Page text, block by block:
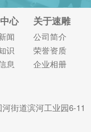
些误区，需要了解
后期及时避免。
门设备更换添加润
常见的误区： 误
：添加设备润滑
于加油 润滑并不
心
闻
识
息
关于速雕
公司简介
荣誉资质
企业相册
街道滨河工业园6-11